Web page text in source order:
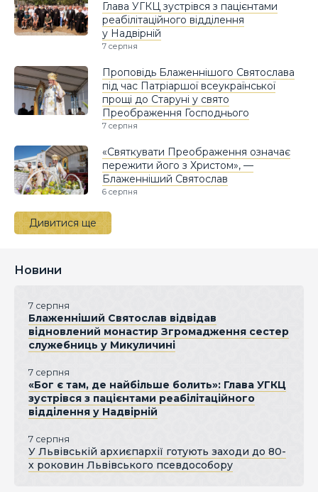
Глава УГКЦ зустрівся з пацієнтами
реабілітаційного відділення
у Надвірній
7 серпня
Проповідь Блаженнішого Святослава
під час Патріаршої всеукраїнської
прощі до Старуні у свято
Преображення Господнього
7 серпня
«Святкувати Преображення означає
пережити його з Христом», —
Блаженніший Святослав
6 серпня
Дивитися ще
Новини
7 серпня
Блаженніший Святослав відвідав
відновлений монастир Згромадження сестер
служебниць у Микуличині
7 серпня
«Бог є там, де найбільше болить»: Глава УГКЦ
зустрівся з пацієнтами реабілітаційного
відділення у Надвірній
7 серпня
У Львівській архиєпархії готують заходи до 80-
х роковин Львівського псевдособору